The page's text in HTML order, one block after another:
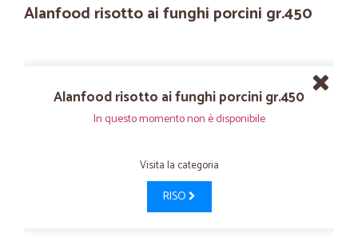
Alanfood risotto ai funghi porcini gr.450
Alanfood risotto ai funghi porcini gr.450
In questo momento non è disponibile
Visita la categoria
RISO